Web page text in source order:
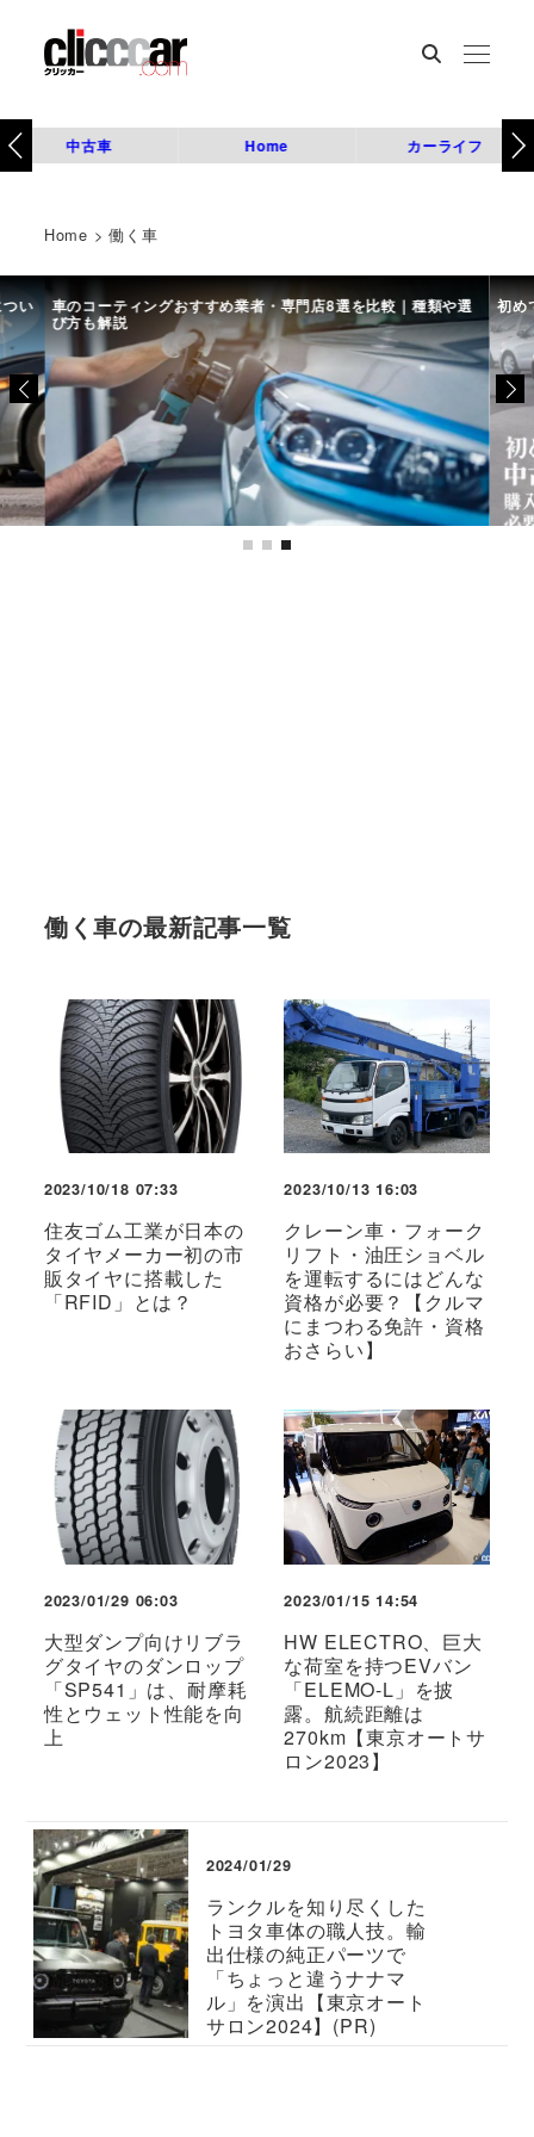
中古車 Home カーライフ
Home >働く車
い 車のコーティングおすすめ業者・専門店8選を比較｜種類や選
び方も解説
初め
働く車の最新記事一覧
2023/10/18 07:33
住友ゴム工業が日本の
タイヤメーカー初の市
販タイヤに搭載した
「RFID」とは？
2023/10/13 16:03
クレーン車・フォーク
リフト・油圧ショベル
を運転するにはどんな
資格が必要？【クルマ
にまつわる免許・資格
おさらい】
2023/01/29 06:03
大型ダンプ向けリブラ
グタイヤのダンロップ
「SP541」は、耐摩耗
性とウェット性能を向
上
2023/01/15 14:54
HW ELECTRO、巨大
な荷室を持つEVバン
「ELEMO-L」を披
露。航続距離は
270km【東京オートサ
ロン2023】
2024/01/29
ランクルを知り尽くした
トヨタ車体の職人技。輸
出仕様の純正パーツで
「ちょっと違うナナマ
ル」を演出【東京オート
サロン2024】(PR)